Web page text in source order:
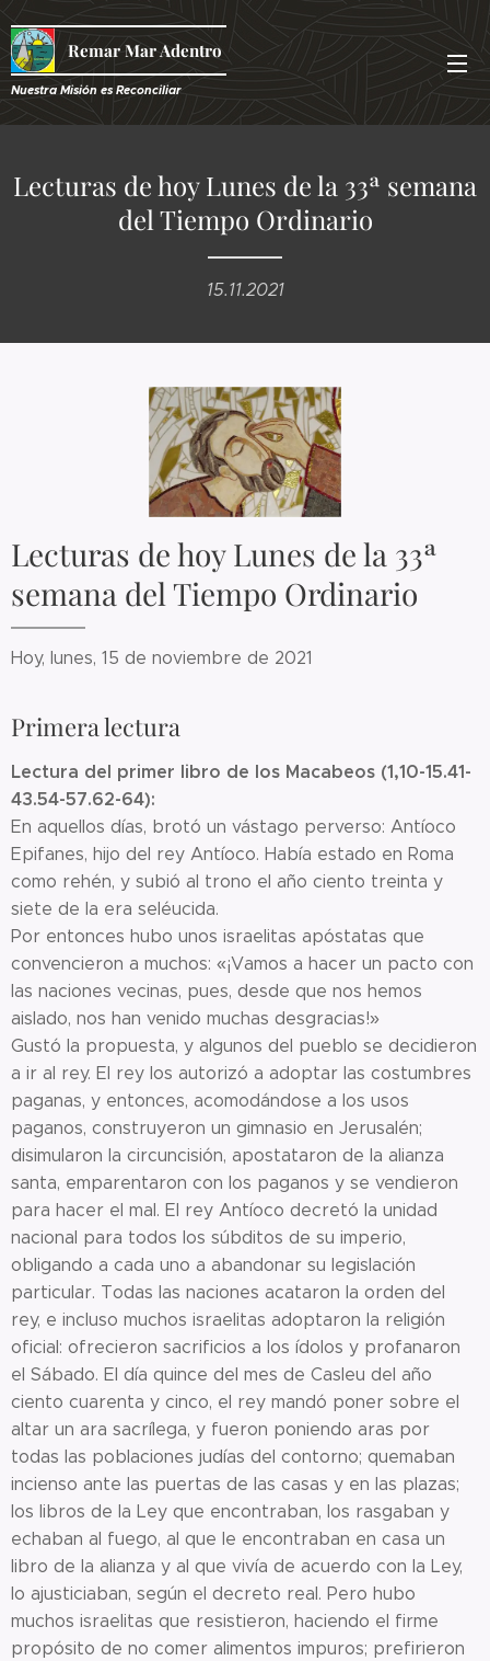
Remar Mar Adentro
Nuestra Misión es Reconciliar
Lecturas de hoy Lunes de la 33ª semana
del Tiempo Ordinario
15.11.2021
Lecturas de hoy Lunes de la 33ª
semana del Tiempo Ordinario
Hoy, lunes, 15 de noviembre de 2021
Primera lectura
Lectura del primer libro de los Macabeos (1,10-15.41-
43.54-57.62-64):
En aquellos días, brotó un vástago perverso: Antíoco
Epifanes, hijo del rey Antíoco. Había estado en Roma
como rehén, y subió al trono el año ciento treinta y
siete de la era seléucida.
Por entonces hubo unos israelitas apóstatas que
convencieron a muchos: «¡Vamos a hacer un pacto con
las naciones vecinas, pues, desde que nos hemos
aislado, nos han venido muchas desgracias!»
Gustó la propuesta, y algunos del pueblo se decidieron
a ir al rey. El rey los autorizó a adoptar las costumbres
paganas, y entonces, acomodándose a los usos
paganos, construyeron un gimnasio en Jerusalén;
disimularon la circuncisión, apostataron de la alianza
santa, emparentaron con los paganos y se vendieron
para hacer el mal. El rey Antíoco decretó la unidad
nacional para todos los súbditos de su imperio,
obligando a cada uno a abandonar su legislación
particular. Todas las naciones acataron la orden del
rey, e incluso muchos israelitas adoptaron la religión
oficial: ofrecieron sacrificios a los ídolos y profanaron
el Sábado. El día quince del mes de Casleu del año
ciento cuarenta y cinco, el rey mandó poner sobre el
altar un ara sacrílega, y fueron poniendo aras por
todas las poblaciones judías del contorno; quemaban
incienso ante las puertas de las casas y en las plazas;
los libros de la Ley que encontraban, los rasgaban y
echaban al fuego, al que le encontraban en casa un
libro de la alianza y al que vivía de acuerdo con la Ley,
lo ajusticiaban, según el decreto real. Pero hubo
muchos israelitas que resistieron, haciendo el firme
propósito de no comer alimentos impuros; prefirieron